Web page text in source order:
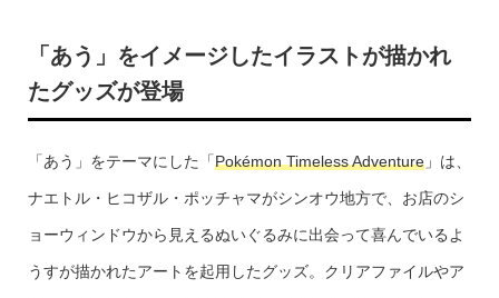
「あう」をイメージしたイラストが描かれ
たグッズが登場
「あう」をテーマにした「Pokémon Timeless Adventure」は、
ナエトル・ヒコザル・ポッチャマがシンオウ地方で、お店のシ
ョーウィンドウから見えるぬいぐるみに出会って喜んでいるよ
うすが描かれたアートを起用したグッズ。クリアファイルやア